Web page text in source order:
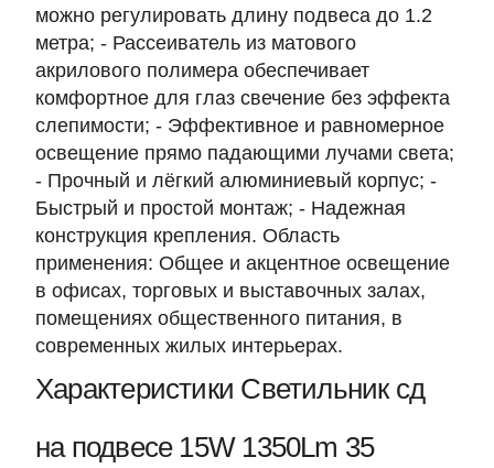
можно регулировать длину подвеса до 1.2
метра; - Рассеиватель из матового
акрилового полимера обеспечивает
комфортное для глаз свечение без эффекта
слепимости; - Эффективное и равномерное
освещение прямо падающими лучами света;
- Прочный и лёгкий алюминиевый корпус; -
Быстрый и простой монтаж; - Надежная
конструкция крепления. Область
применения: Общее и акцентное освещение
в офисах, торговых и выставочных залах,
помещениях общественного питания, в
современных жилых интерьерах.
Характеристики Светильник сд
на подвесе 15W 1350Lm 35